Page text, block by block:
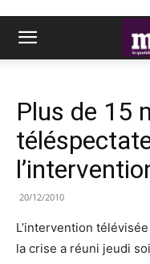
Plus de 15
20/12/2010
L’intervention
la crise a réuni jeudi